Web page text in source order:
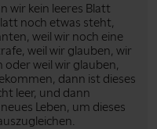
wir kein leeres Blatt
noch etwas steht,
weil wir noch eine
weil wir glauben, wir
weil wir glauben,
dann ist dieses
leer, und dann
Leben, um dieses